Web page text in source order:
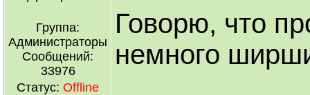
Группа:
Администраторы
Сообщений:
33976
Статус: Offline
Говорю, что
немного